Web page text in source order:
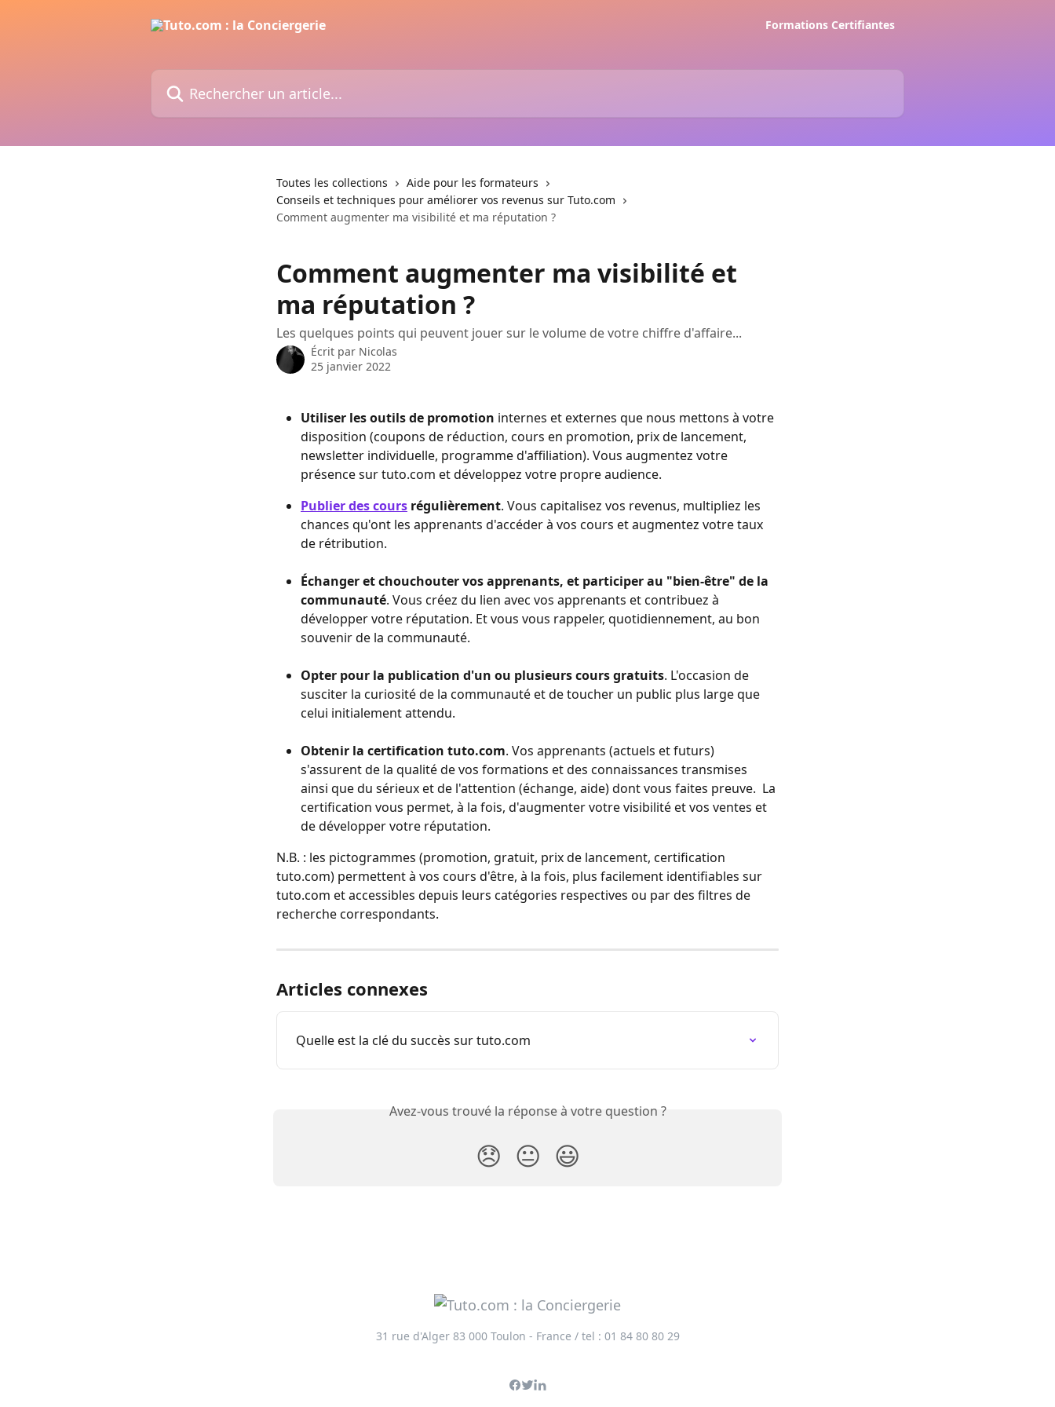
Formations Certifiantes
Rechercher un article...
Toutes les collections
Aide pour les formateurs
Conseils et techniques pour améliorer vos revenus sur Tuto.com
Comment augmenter ma visibilité et ma réputation ?
Comment augmenter ma visibilité et
ma réputation ?
Les quelques points qui peuvent jouer sur le volume de votre chiffre d'affaire...
Écrit par Nicolas
25 janvier 2022
Utiliser les outils de promotion internes et externes que nous mettons à votre
disposition (coupons de réduction, cours en promotion, prix de lancement,
newsletter individuelle, programme d'affiliation). Vous augmentez votre
présence sur tuto.com et développez votre propre audience.
Publier des cours régulièrement. Vous capitalisez vos revenus, multipliez les
chances qu'ont les apprenants d'accéder à vos cours et augmentez votre taux
de rétribution.
Échanger et chouchouter vos apprenants, et participer au "bien-être" de la
communauté. Vous créez du lien avec vos apprenants et contribuez à
développer votre réputation. Et vous vous rappeler, quotidiennement, au bon
souvenir de la communauté.
Opter pour la publication d'un ou plusieurs cours gratuits. L'occasion de
susciter la curiosité de la communauté et de toucher un public plus large que
celui initialement attendu.
Obtenir la certification tuto.com. Vos apprenants (actuels et futurs)
s'assurent de la qualité de vos formations et des connaissances transmises
ainsi que du sérieux et de l'attention (échange, aide) dont vous faites preuve.  La
certification vous permet, à la fois, d'augmenter votre visibilité et vos ventes et
de développer votre réputation.
N.B. : les pictogrammes (promotion, gratuit, prix de lancement, certification
tuto.com) permettent à vos cours d'être, à la fois, plus facilement identifiables sur
tuto.com et accessibles depuis leurs catégories respectives ou par des filtres de
recherche correspondants.
Articles connexes
Quelle est la clé du succès sur tuto.com
Avez-vous trouvé la réponse à votre question ?
😞 😐 😃
31 rue d'Alger 83 000 Toulon - France / tel : 01 84 80 80 29